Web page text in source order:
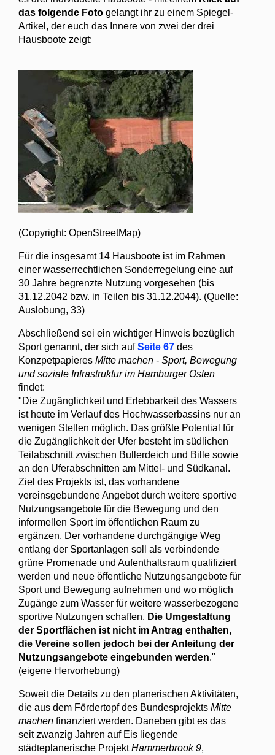
das folgende Foto gelangt ihr zu einem Spiegel-
Artikel, der euch das Innere von zwei der drei
Hausboote zeigt:
(Copyright: OpenStreetMap)
Für die insgesamt 14 Hausboote ist im Rahmen
einer wasserrechtlichen Sonderregelung eine auf
30 Jahre begrenzte Nutzung vorgesehen (bis
31.12.2042 bzw. in Teilen bis 31.12.2044). (Quelle:
Auslobung, 33)
Abschließend sei ein wichtiger Hinweis bezüglich
Sport genannt, der sich aufSeite 67 des
Konzpetpapieres Mitte machen - Sport, Bewegung
und soziale Infrastruktur im Hamburger Osten
findet:
"Die Zugänglichkeit und Erlebbarkeit des Wassers
ist heute im Verlauf des Hochwasserbassins nur an
wenigen Stellen möglich. Das größte Potential für
die Zugänglichkeit der Ufer besteht im südlichen
Teilabschnitt zwischen Bullerdeich und Bille sowie
an den Uferabschnitten am Mittel- und Südkanal.
Ziel des Projekts ist, das vorhandene
vereinsgebundene Angebot durch weitere sportive
Nutzungsangebote für die Bewegung und den
informellen Sport im öffentlichen Raum zu
ergänzen. Der vorhandene durchgängige Weg
entlang der Sportanlagen soll als verbindende
grüne Promenade und Aufenthaltsraum qualifiziert
werden und neue öffentliche Nutzungsangebote für
Sport und Bewegung aufnehmen und wo möglich
Zugänge zum Wasser für weitere wasserbezogene
sportive Nutzungen schaffen. Die Umgestaltung
der Sportflächen ist nicht im Antrag enthalten,
die Vereine sollen jedoch bei der Anleitung der
Nutzungsangebote eingebunden werden."
(eigene Hervorhebung)
Soweit die Details zu den planerischen Aktivitäten,
die aus dem Fördertopf des Bundesprojekts Mitte
machen finanziert werden. Daneben gibt es das
seit zwanzig Jahren auf Eis liegende
städteplanerische ProjektHammerbrook 9,